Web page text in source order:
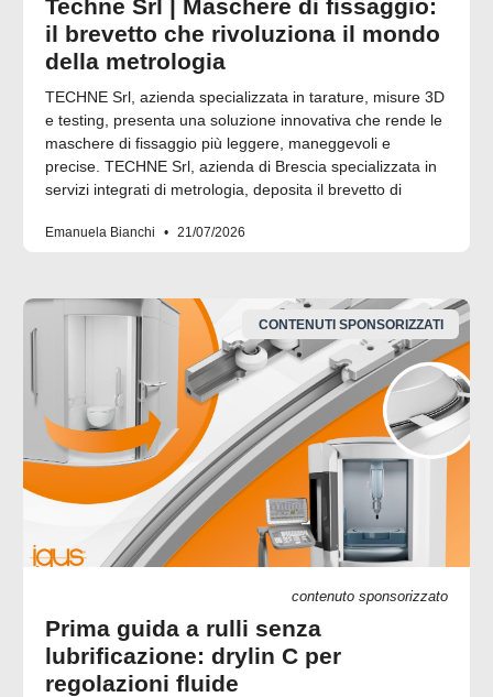
Techne Srl | Maschere di fissaggio:
il brevetto che rivoluziona il mondo
della metrologia
TECHNE Srl, azienda specializzata in tarature, misure 3D
e testing, presenta una soluzione innovativa che rende le
maschere di fissaggio più leggere, maneggevoli e
precise. TECHNE Srl, azienda di Brescia specializzata in
servizi integrati di metrologia, deposita il brevetto di
Emanuela Bianchi 21/07/2026
CONTENUTI SPONSORIZZATI
contenuto sponsorizzato
Prima guida a rulli senza
lubrificazione: drylin C per
regolazioni fluide